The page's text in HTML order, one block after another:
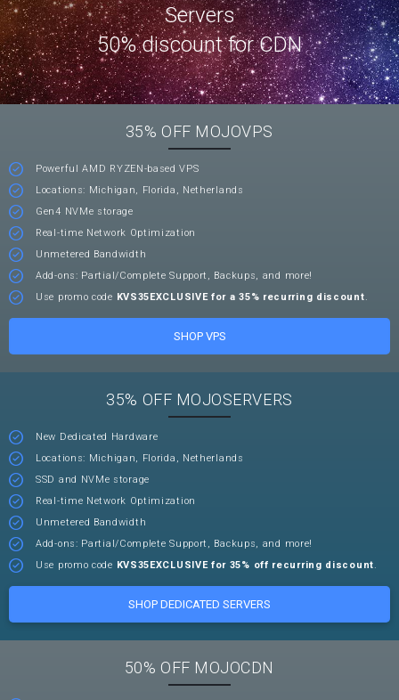
Servers
50% discount for CDN
35% OFF MOJOVPS
Powerful AMD RYZEN-based VPS
Locations: Michigan, Florida, Netherlands
Gen4 NVMe storage
Real-time Network Optimization
Unmetered Bandwidth
Add-ons: Partial/Complete Support, Backups, and more!
Use promo code KVS35EXCLUSIVE for a 35% recurring discount.
SHOP VPS
35% OFF MOJOSERVERS
New Dedicated Hardware
Locations: Michigan, Florida, Netherlands
SSD and NVMe storage
Real-time Network Optimization
Unmetered Bandwidth
Add-ons: Partial/Complete Support, Backups, and more!
Use promo code KVS35EXCLUSIVE for 35% off recurring discount.
SHOP DEDICATED SERVERS
50% OFF MOJOCDN